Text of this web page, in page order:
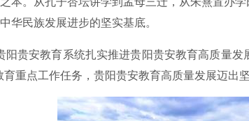
华民族发展进步的坚实基底。
贵安教育系统扎实推进贵阳贵安教育高质量发
育重点工作任务，贵阳贵安教育高质量发展迈